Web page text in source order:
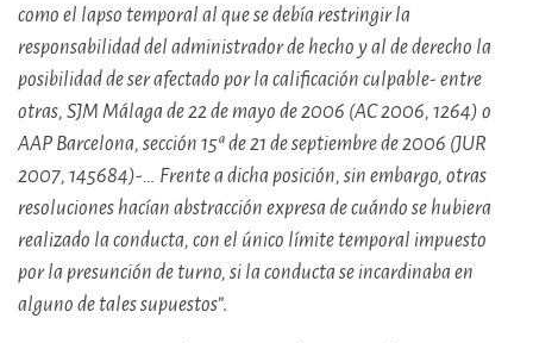
como el lapso temporal al que se debía restringir la
responsabilidad del administrador de hecho y al de derecho la
posibilidad de ser afectado por la calificación culpable- entre
otras, SJM Málaga de 22 de mayo de 2006 (AC 2006, 1264) o
AAP Barcelona, sección 15ª de 21 de septiembre de 2006 (JUR
2007, 145684)-… Frente a dicha posición, sin embargo, otras
resoluciones hacían abstracción expresa de cuándo se hubiera
realizado la conducta, con el único límite temporal impuesto
por la presunción de turno, si la conducta se incardinaba en
alguno de tales supuestos”.